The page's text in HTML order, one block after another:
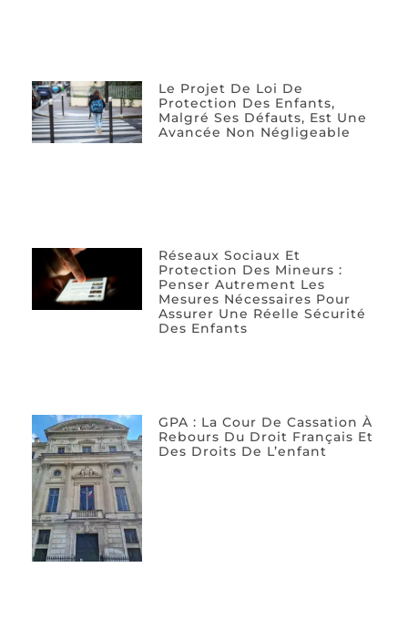
Le Projet De Loi De
Protection Des Enfants,
Malgré Ses Défauts, Est Une
Avancée Non Négligeable
Réseaux Sociaux Et
Protection Des Mineurs :
Penser Autrement Les
Mesures Nécessaires Pour
Assurer Une Réelle Sécurité
Des Enfants
GPA : La Cour De Cassation À
Rebours Du Droit Français Et
Des Droits De L’enfant